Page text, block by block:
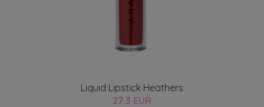
Liquid Lipstick Heathers
27.3 EUR